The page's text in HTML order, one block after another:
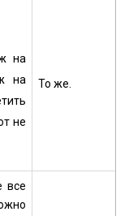
на
на
не
То же.
все